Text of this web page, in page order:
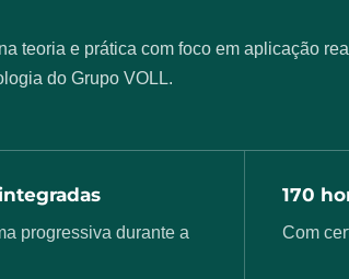
teoria e prática com foco em aplicação
do Grupo VOLL.
progressiva durante a
170
Com